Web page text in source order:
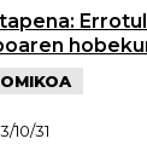
10/31